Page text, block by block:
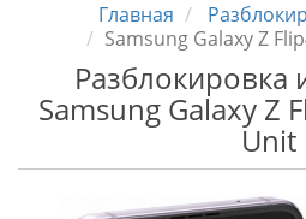
Главная
Samsung Galaxy Z
Samsung Galaxy Z
Unit